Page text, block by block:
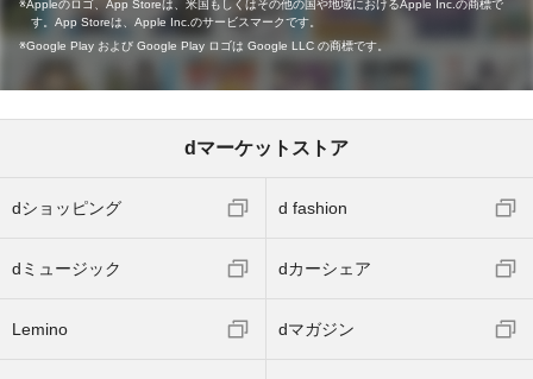
Appleのロゴ、App Storeは、米国もしくはその他の国や地域におけるApple Inc.の商標で
す。App Storeは、Apple Inc.のサービスマークです。
Google Play および Google Play ロゴは Google LLC の商標です。
dマーケットストア
dショッピング d fashion
dミュージック dカーシェア
Lemino dマガジン